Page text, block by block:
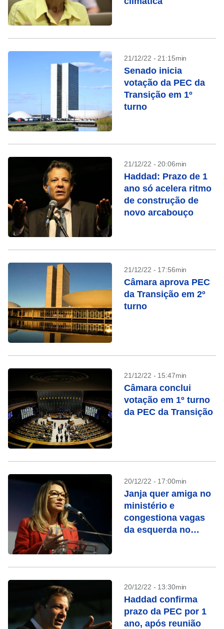
21/12/22 - 21:15min
Senado inicia
votação da PEC da
Transição em 1º
turno
21/12/22 - 20:06min
Haddad: Prazo de 1
ano só acelera ritmo
de construção de
novo arcabouço
21/12/22 - 17:56min
Câmara aprova PEC
da Transição em 2º
turno
21/12/22 - 15:47min
Câmara conclui
votação em 1º turno
da PEC da Transição
20/12/22 - 17:00min
Janja quer amiga no
ministério e
congestiona vagas
da esquerda no
20/12/22 - 13:30min
Haddad confirma
prazo da PEC por 1
ano, após reunião